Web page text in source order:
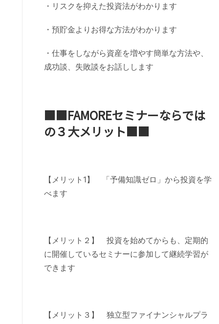
・リスクを抑えた投資法がわかります
・預貯金よりお得な方法がわかります
・仕事をしながら資産を増やす簡単な方法や、
成功談、失敗談をお話しします
■■FAMOREセミナーならでは
の３大メリット■■
【メリット1】 「予備知識ゼロ」から投資を学
べます
【メリット２】 投資を始めてからも、定期的
に開催しているセミナーに参加して継続学習が
できます
【メリット３】 独立型ファイナンシャルプラ